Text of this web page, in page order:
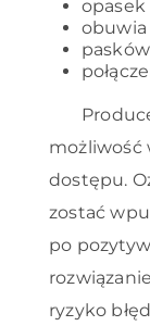
obuwia
możliwość
dostępu.
zostać
po
ryzyko